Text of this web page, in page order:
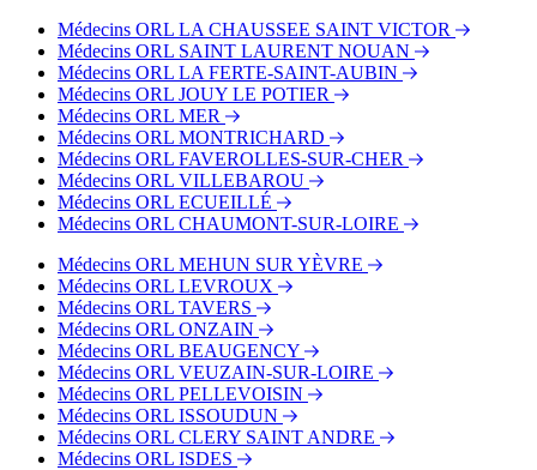
Médecins ORL LA CHAUSSEE SAINT VICTOR
Médecins ORL SAINT LAURENT NOUAN
Médecins ORL LA FERTE-SAINT-AUBIN
Médecins ORL JOUY LE POTIER
Médecins ORL MER
Médecins ORL MONTRICHARD
Médecins ORL FAVEROLLES-SUR-CHER
Médecins ORL VILLEBAROU
Médecins ORL ECUEILLÉ
Médecins ORL CHAUMONT-SUR-LOIRE
Médecins ORL MEHUN SUR YÈVRE
Médecins ORL LEVROUX
Médecins ORL TAVERS
Médecins ORL ONZAIN
Médecins ORL BEAUGENCY
Médecins ORL VEUZAIN-SUR-LOIRE
Médecins ORL PELLEVOISIN
Médecins ORL ISSOUDUN
Médecins ORL CLERY SAINT ANDRE
Médecins ORL ISDES